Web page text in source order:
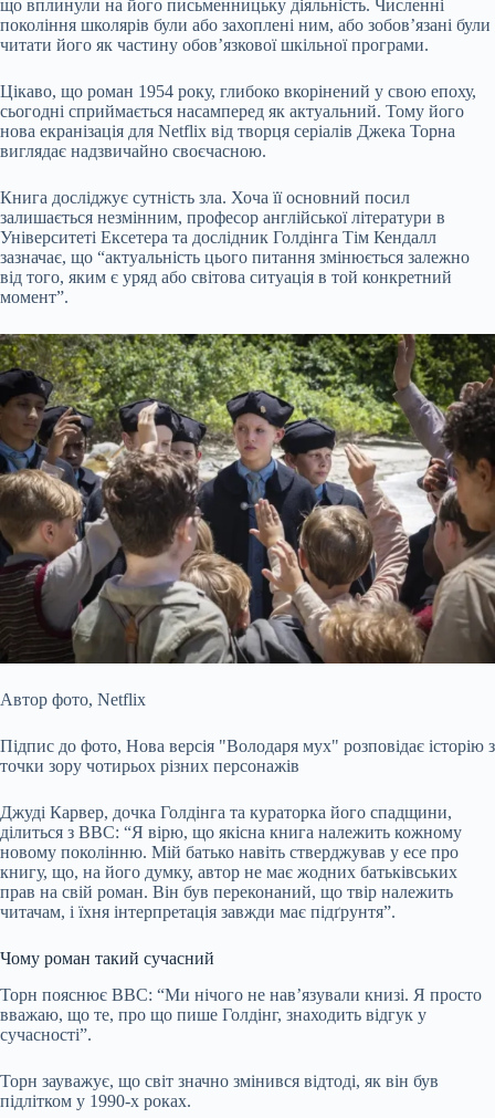
що вплинули на його письменницьку діяльність. Численні
покоління школярів були або захоплені ним, або зобов’язані були
читати його як частину обов’язкової шкільної програми.
Цікаво, що роман 1954 року, глибоко вкорінений у свою епоху,
сьогодні сприймається насамперед як актуальний. Тому його
нова екранізація для Netflix від творця серіалів Джека Торна
виглядає надзвичайно своєчасною.
Книга досліджує сутність зла. Хоча її основний посил
залишається незмінним, професор англійської літератури в
Університеті Ексетера та дослідник Голдінга Тім Кендалл
зазначає, що “актуальність цього питання змінюється залежно
від того, яким є уряд або світова ситуація в той конкретний
момент”.
Автор фото, Netflix
Підпис до фото, Нова версія "Володаря мух" розповідає історію з
точки зору чотирьох різних персонажів
Джуді Карвер, дочка Голдінга та кураторка його спадщини,
ділиться з BBC: “Я вірю, що якісна книга належить кожному
новому поколінню. Мій батько навіть стверджував у есе про
книгу, що, на його думку, автор не має жодних батьківських
прав на свій роман. Він був переконаний, що твір належить
читачам, і їхня інтерпретація завжди має підґрунтя”.
Чому роман такий сучасний
Торн пояснює BBC: “Ми нічого не нав’язували книзі. Я просто
вважаю, що те, про що пише Голдінг, знаходить відгук у
сучасності”.
Торн зауважує, що світ значно змінився відтоді, як він був
підлітком у 1990-х роках.